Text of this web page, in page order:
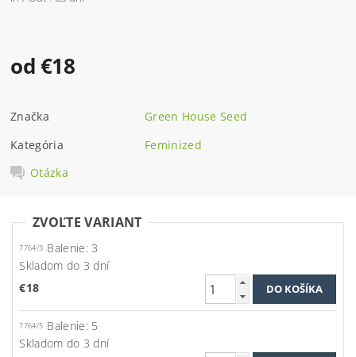
od €18
Značka
Green House Seed
Kategória
Feminized
Otázka
ZVOĽTE VARIANT
7764/3 Balenie: 3
Skladom do 3 dní
€18
7764/5 Balenie: 5
Skladom do 3 dní